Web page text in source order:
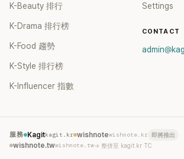
K-Beauty 排行
K-Drama 排行榜
K-Food 趨勢
K-Style 排行榜
K-Influencer 指數
Settings
CONTACT
服務 Kagitkagit.kr wishnotewishnote.kr 即將推出
wishnote.twwishnote.tw→ 整併至 kagit.kr TC